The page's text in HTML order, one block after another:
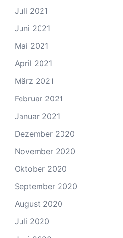
Juli 2021
Juni 2021
Mai 2021
April 2021
März 2021
Februar 2021
Januar 2021
Dezember 2020
November 2020
Oktober 2020
September 2020
August 2020
Juli 2020